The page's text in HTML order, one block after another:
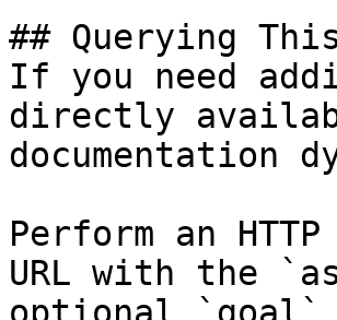
## Querying
If you need
directly
documentation
Perform an
URL with the